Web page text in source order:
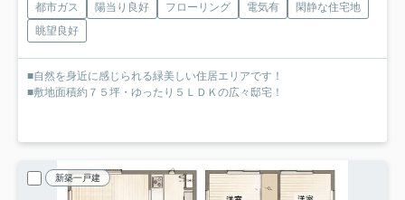
都市ガス 陽当り良好 フローリング 電気有
閑静な住宅地
眺望良好
■自然を身近に感じられる緑美しい住居エリアです！
■敷地面積約７５坪・ゆったり５ＬＤＫの広々邸宅！
新築一戸建